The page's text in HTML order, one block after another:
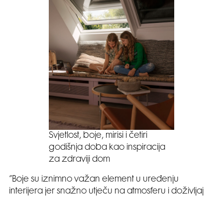
Svjetlost, boje, mirisi i četiri
godišnja doba kao inspiracija
za zdraviji dom
”Boje su iznimno važan element u uređenju
interijera jer snažno utječu na atmosferu i doživljaj